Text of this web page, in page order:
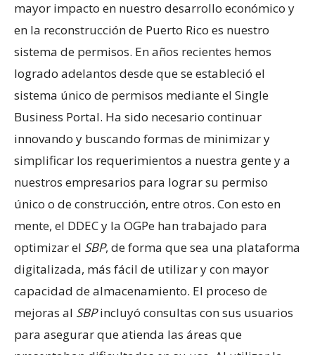
mayor impacto en nuestro desarrollo económico y
en la reconstrucción de Puerto Rico es nuestro
sistema de permisos. En años recientes hemos
logrado adelantos desde que se estableció el
sistema único de permisos mediante el Single
Business Portal. Ha sido necesario continuar
innovando y buscando formas de minimizar y
simplificar los requerimientos a nuestra gente y a
nuestros empresarios para lograr su permiso
único o de construcción, entre otros. Con esto en
mente, el DDEC y la OGPe han trabajado para
optimizar el SBP, de forma que sea una plataforma
digitalizada, más fácil de utilizar y con mayor
capacidad de almacenamiento. El proceso de
mejoras al SBPincluyó consultas con sus usuarios
para asegurar que atienda las áreas que